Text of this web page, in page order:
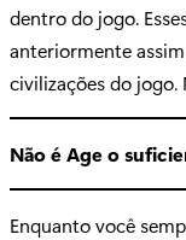
dentro do jogo.
anteriormente
civilizações do jogo.
Não é Age o
Enquanto você